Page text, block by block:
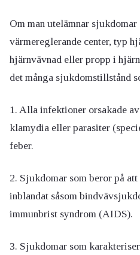
Om man utelämnar
värmereglerande center, typ
hjärnvävnad eller propp i
det många sjukdomstillstånd
1. Alla infektioner orsakade
klamydia eller parasiter
feber.
2. Sjukdomar som beror på
inblandat såsom
immunbrist syndrom (AIDS).
3. Sjukdomar som